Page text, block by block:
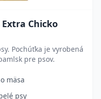
Chicko
Pochúťka je vyrobená
pre psov.
mäsa
psy